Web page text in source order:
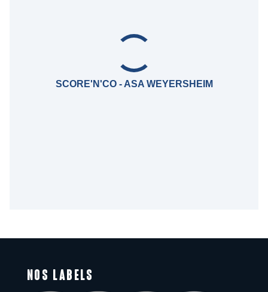
SCORE'N'CO - ASA WEYERSHEIM
NOS LABELS